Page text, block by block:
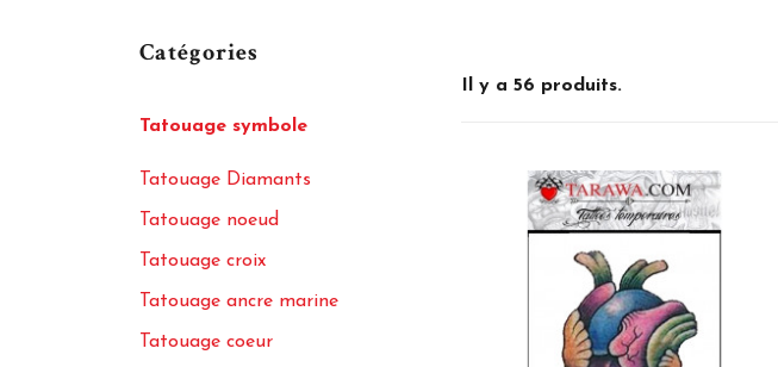
Catégories
Tatouage symbole
Tatouage Diamants
Tatouage noeud
Tatouage croix
Tatouage ancre marine
Tatouage coeur
Il y a 56 produits.